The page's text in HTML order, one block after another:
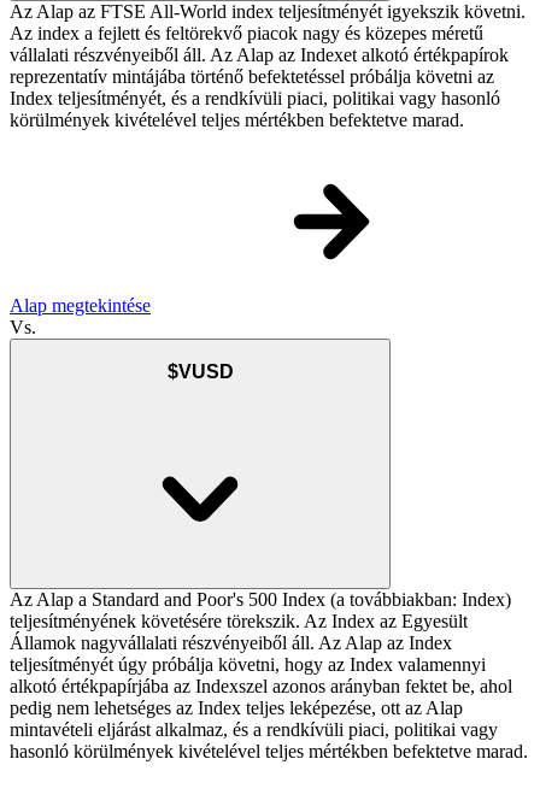
Az Alap az FTSE All-World index teljesítményét igyekszik követni.
Az index a fejlett és feltörekvő piacok nagy és közepes méretű
vállalati részvényeiből áll. Az Alap az Indexet alkotó értékpapírok
reprezentatív mintájába történő befektetéssel próbálja követni az
Index teljesítményét, és a rendkívüli piaci, politikai vagy hasonló
körülmények kivételével teljes mértékben befektetve marad.
Alap megtekintése
Vs.
$VUSD
Az Alap a Standard and Poor's 500 Index (a továbbiakban: Index)
teljesítményének követésére törekszik. Az Index az Egyesült
Államok nagyvállalati részvényeiből áll. Az Alap az Index
teljesítményét úgy próbálja követni, hogy az Index valamennyi
alkotó értékpapírjába az Indexszel azonos arányban fektet be, ahol
pedig nem lehetséges az Index teljes leképezése, ott az Alap
mintavételi eljárást alkalmaz, és a rendkívüli piaci, politikai vagy
hasonló körülmények kivételével teljes mértékben befektetve marad.